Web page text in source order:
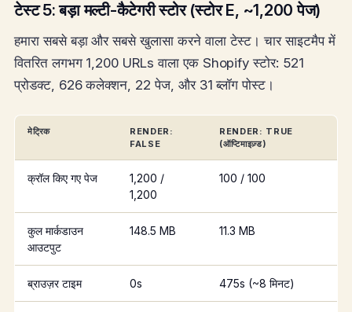
टेस्ट 5: बड़ा मल्टी-कैटेगरी स्टोर (स्टोर E, ~1,200 पेज)
हमारा सबसे बड़ा और सबसे खुलासा करने वाला टेस्ट। चार साइटमैप में
वितरित लगभग 1,200 URLs वाला एक Shopify स्टोर: 521
प्रोडक्ट, 626 कलेक्शन, 22 पेज, और 31 ब्लॉग पोस्ट।
मेट्रिक
RENDER:
FALSE
RENDER: TRUE
(ऑप्टिमाइज़्ड)
क्रॉल किए गए पेज
1,200 /
1,200
100 / 100
कुल मार्कडाउन
आउटपुट
148.5 MB 11.3 MB
ब्राउज़र टाइम 0s 475s (~8 मिनट)